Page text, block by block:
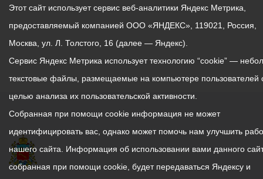
Этот сайт использует сервис веб-аналитики Яндекс Метрика,
предоставляемый компанией ООО «ЯНДЕКС», 119021, Россия,
Москва, ул. Л. Толстого, 16 (далее — Яндекс).
Сервис Яндекс Метрика использует технологию “cookie” —
текстовые файлы, размещаемые на компьютере пользователей
целью анализа их пользовательской активности.
Собранная при помощи cookie информация не может
идентифицировать вас, однако может помочь нам улучшить
нашего сайта. Информация об использовании вами данного
собранная при помощи cookie, будет передаваться Яндексу и